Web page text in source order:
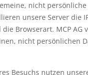
nicht
unsere Server die
Browserart. MCP
nicht persönlichen
Besuchs nutzen